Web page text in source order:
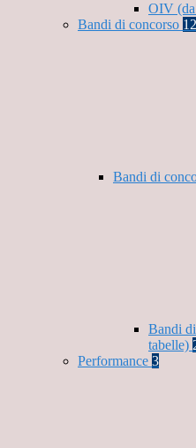
OIV (da
Bandi di concorso 12
Bandi di
Bandi
tabelle)
Performance 3